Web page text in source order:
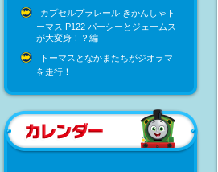
カプセルプラレール きかんしゃト
ーマス P122 パーシーとジェームス
が大変身！？編
トーマスとなかまたちがジオラマ
を走行！